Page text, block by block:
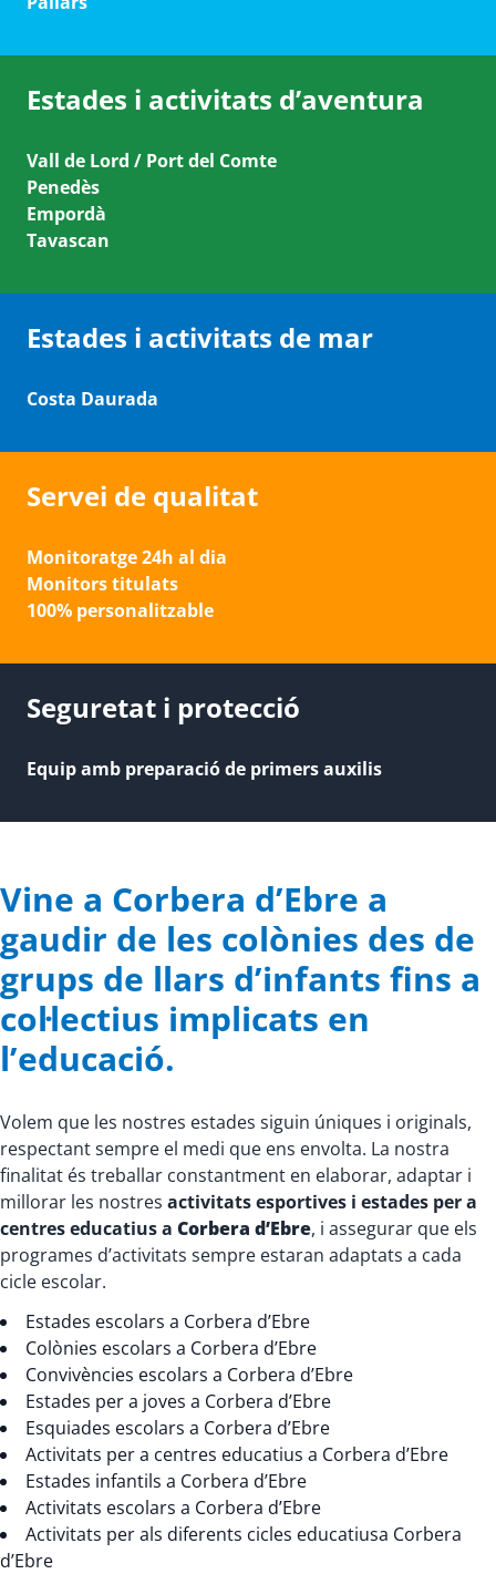
Estades i activitats d’aventura
Vall de Lord / Port del Comte
Penedès
Empordà
Tavascan
Estades i activitats de mar
Costa Daurada
Servei de qualitat
Monitoratge 24h al dia
Monitors titulats
100% personalitzable
Seguretat i protecció
Equip amb preparació de primers auxilis
Vine a Corbera d’Ebre a
gaudir de les colònies des de
grups de llars d’infants fins a
col·lectius implicats en
l’educació.
Volem que les nostres estades siguin úniques i originals,
respectant sempre el medi que ens envolta. La nostra
finalitat és treballar constantment en elaborar, adaptar i
millorar les nostres activitats esportives i estades per a
centres educatius a Corbera d’Ebre, i assegurar que els
programes d’activitats sempre estaran adaptats a cada
cicle escolar.
Estades escolars a Corbera d’Ebre
Colònies escolars a Corbera d’Ebre
Convivències escolars a Corbera d’Ebre
Estades per a joves a Corbera d’Ebre
Esquiades escolars a Corbera d’Ebre
Activitats per a centres educatius a Corbera d’Ebre
Estades infantils a Corbera d’Ebre
Activitats escolars a Corbera d’Ebre
Activitats per als diferents cicles educatiusa Corbera
d’Ebre